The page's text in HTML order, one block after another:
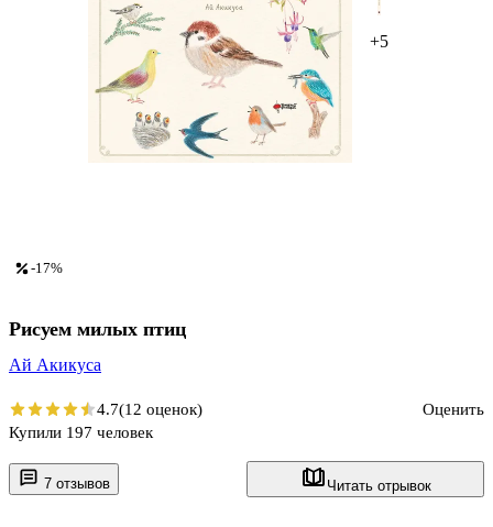
+5
7 отзывов Читать отрывок
-17%
Рисуем милых птиц
Ай Акикуса
4.7(12 оценок)
Оценить
Купили 197 человек